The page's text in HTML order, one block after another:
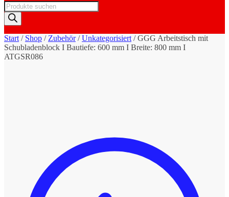
Products
search
Start / Shop / Zubehör/Unkategorisiert /GGG Arbeitstisch mit
Schubladenblock I Bautiefe: 600 mm I Breite: 800 mm I
ATGSR086